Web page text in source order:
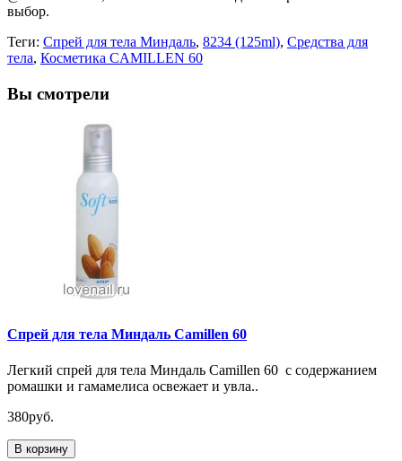
выбор.
Теги: Спрей для тела Миндаль, 8234 (125ml), Средства для
тела, Косметика CAMILLEN 60
Вы смотрели
Спрей для тела Миндаль Camillen 60
Легкий cпрей для тела Миндаль Camillen 60 с содержанием
ромашки и гамамелиса освежает и увла..
380руб.
В корзину